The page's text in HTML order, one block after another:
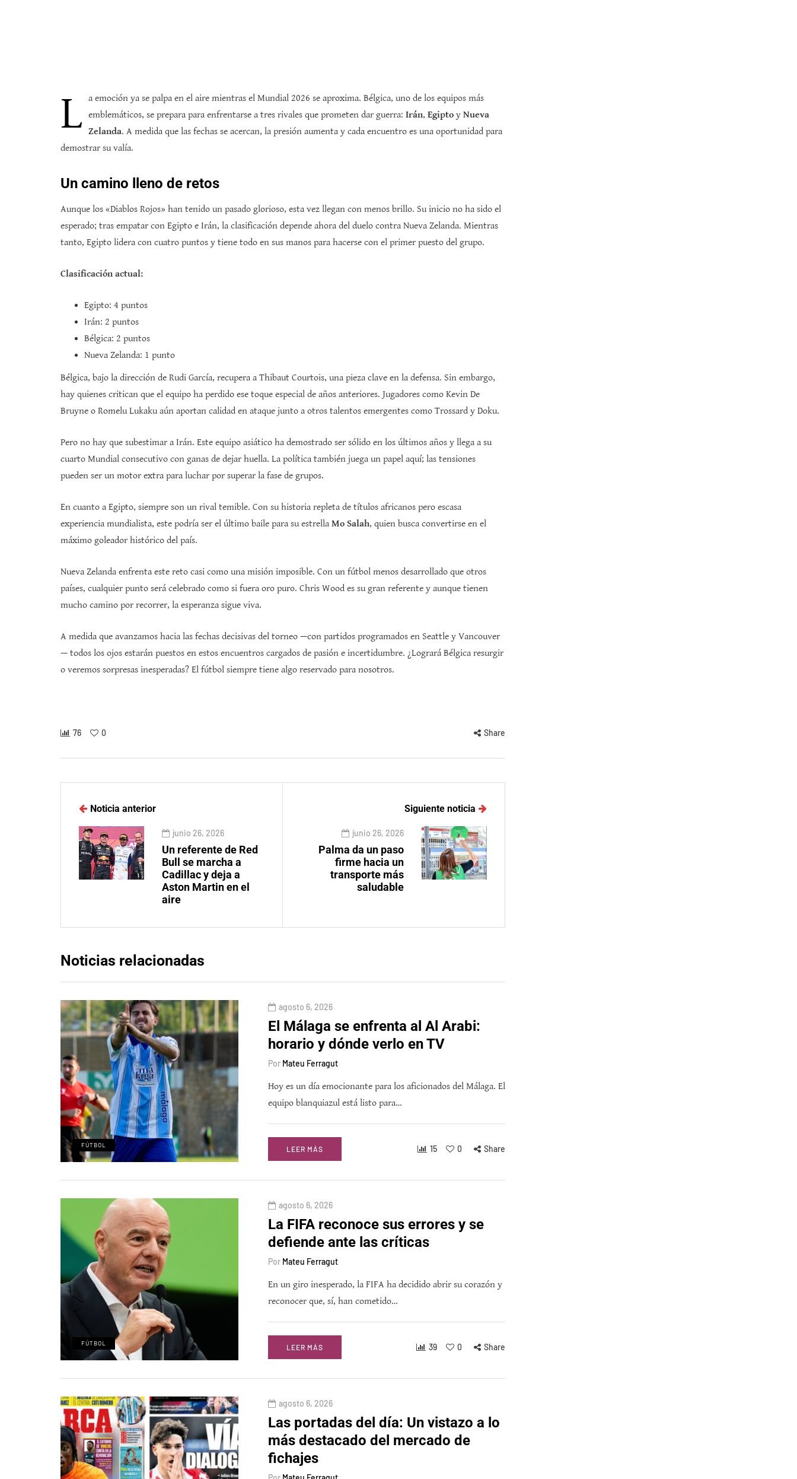
L a emoción ya se palpa en el aire mientras el Mundial 2026 se aproxima. Bélgica, uno de los equipos más
emblemáticos, se prepara para enfrentarse a tres rivales que prometen dar guerra: Irán, Egipto y Nueva
Zelanda. A medida que las fechas se acercan, la presión aumenta y cada encuentro es una oportunidad para
demostrar su valía.
Un camino lleno de retos
Aunque los «Diablos Rojos» han tenido un pasado glorioso, esta vez llegan con menos brillo. Su inicio no ha sido el
esperado; tras empatar con Egipto e Irán, la clasificación depende ahora del duelo contra Nueva Zelanda. Mientras
tanto, Egipto lidera con cuatro puntos y tiene todo en sus manos para hacerse con el primer puesto del grupo.
Clasificación actual:
Egipto: 4 puntos
Irán: 2 puntos
Bélgica: 2 puntos
Nueva Zelanda: 1 punto
Bélgica, bajo la dirección de Rudi García, recupera a Thibaut Courtois, una pieza clave en la defensa. Sin embargo,
hay quienes critican que el equipo ha perdido ese toque especial de años anteriores. Jugadores como Kevin De
Bruyne o Romelu Lukaku aún aportan calidad en ataque junto a otros talentos emergentes como Trossard y Doku.
Pero no hay que subestimar a Irán. Este equipo asiático ha demostrado ser sólido en los últimos años y llega a su
cuarto Mundial consecutivo con ganas de dejar huella. La política también juega un papel aquí; las tensiones
pueden ser un motor extra para luchar por superar la fase de grupos.
En cuanto a Egipto, siempre son un rival temible. Con su historia repleta de títulos africanos pero escasa
experiencia mundialista, este podría ser el último baile para su estrella Mo Salah, quien busca convertirse en el
máximo goleador histórico del país.
Nueva Zelanda enfrenta este reto casi como una misión imposible. Con un fútbol menos desarrollado que otros
países, cualquier punto será celebrado como si fuera oro puro. Chris Wood es su gran referente y aunque tienen
mucho camino por recorrer, la esperanza sigue viva.
A medida que avanzamos hacia las fechas decisivas del torneo —con partidos programados en Seattle y Vancouver
— todos los ojos estarán puestos en estos encuentros cargados de pasión e incertidumbre. ¿Logrará Bélgica resurgir
o veremos sorpresas inesperadas? El fútbol siempre tiene algo reservado para nosotros.
76 0 Share
Noticia anterior
junio 26, 2026
Un referente de Red
Bull se marcha a
Cadillac y deja a
Aston Martin en el
aire
Siguiente noticia
junio 26, 2026
Palma da un paso
firme hacia un
transporte más
saludable
Noticias relacionadas
FÚTBOL
agosto 6, 2026
El Málaga se enfrenta al Al Arabi:
horario y dónde verlo en TV
Por Mateu Ferragut
Hoy es un día emocionante para los aficionados del Málaga. El
equipo blanquiazul está listo para…
LEER MÁS 15 0 Share
FÚTBOL
agosto 6, 2026
La FIFA reconoce sus errores y se
defiende ante las críticas
Por Mateu Ferragut
En un giro inesperado, la FIFA ha decidido abrir su corazón y
reconocer que, sí, han cometido…
LEER MÁS 39 0 Share
agosto 6, 2026
Las portadas del día: Un vistazo a lo
más destacado del mercado de
fichajes